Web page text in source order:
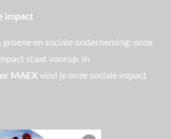
impact
groene en sociale onderneming: onze
staat voorop. In
MAEX vind je onze sociale impact